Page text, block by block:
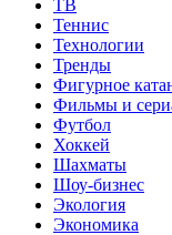
ТВ
Теннис
Технологии
Тренды
Фигурное
Фильмы и
Футбол
Хоккей
Шахматы
Шоу-бизнес
Экология
Экономика